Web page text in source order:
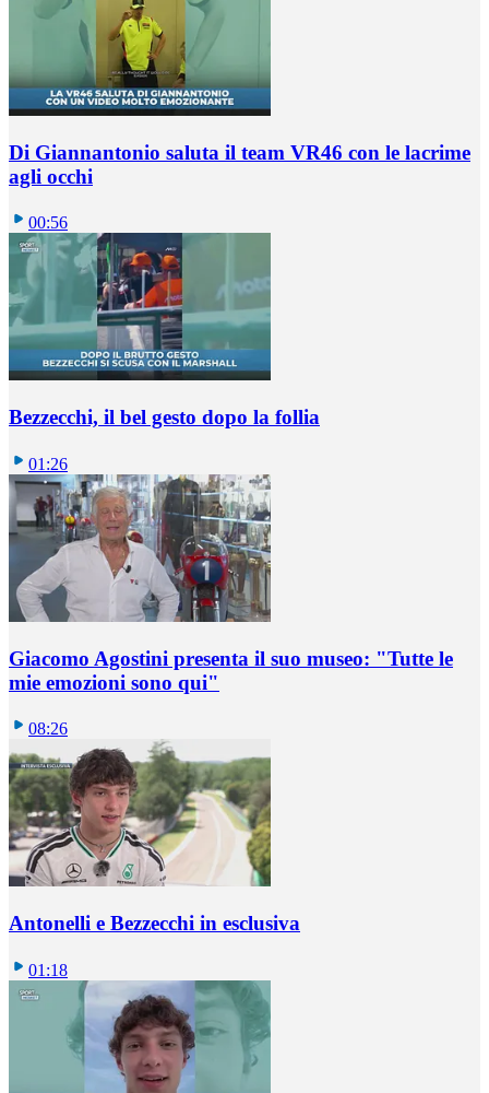
Di Giannantonio saluta il team VR46 con le lacrime
agli occhi
00:56
Bezzecchi, il bel gesto dopo la follia
01:26
Giacomo Agostini presenta il suo museo: "Tutte le
mie emozioni sono qui"
08:26
Antonelli e Bezzecchi in esclusiva
01:18